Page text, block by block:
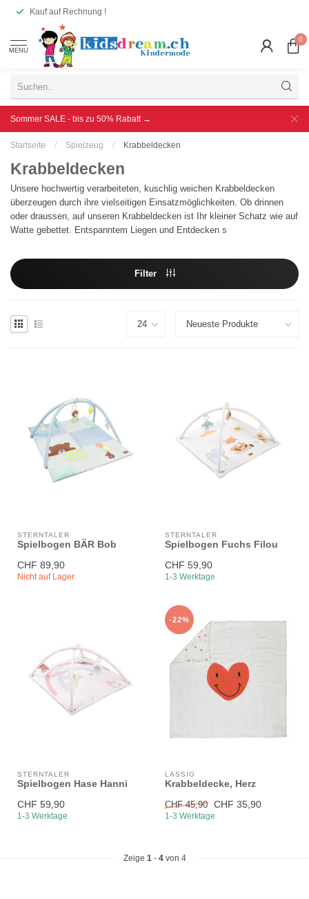
Kauf auf Rechnung !
MENU
0
Sommer SALE - bis zu 50% Rabatt →
Startseite / Spielzeug / Krabbeldecken
Krabbeldecken
Unsere hochwertig verarbeiteten, kuschlig weichen Krabbeldecken
überzeugen durch ihre vielseitigen Einsatzmöglichkeiten. Ob drinnen
oder draussen, auf unseren Krabbeldecken ist Ihr kleiner Schatz wie auf
Watte gebettet. Entspanntem Liegen und Entdecken s
Filter
STERNTALER
Spielbogen BÄR Bob
CHF 89,90
Nicht auf Lager
STERNTALER
Spielbogen Fuchs Filou
CHF 59,90
1-3 Werktage
STERNTALER
Spielbogen Hase Hanni
CHF 59,90
1-3 Werktage
-22%
LÄSSIG
Krabbeldecke, Herz
CHF 45,90 CHF 35,90
1-3 Werktage
Zeige 1- 4von 4